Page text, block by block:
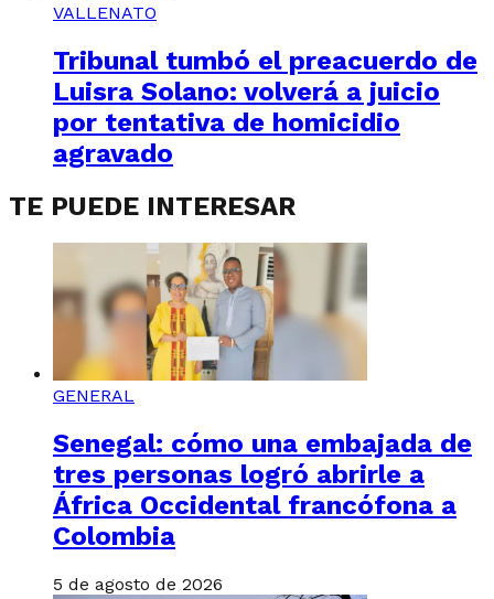
VALLENATO
Tribunal tumbó el preacuerdo de
Luisra Solano: volverá a juicio
por tentativa de homicidio
agravado
TE PUEDE INTERESAR
GENERAL
Senegal: cómo una embajada de
tres personas logró abrirle a
África Occidental francófona a
Colombia
5 de agosto de 2026